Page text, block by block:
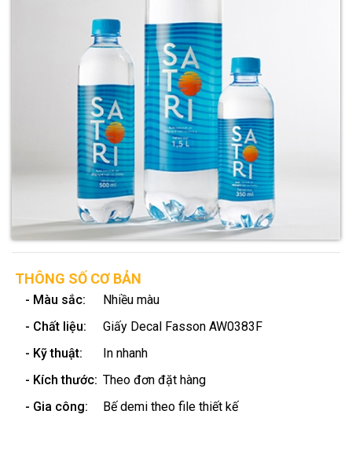
THÔNG SỐ CƠ BẢN
- Màu sắc:
Nhiều màu
- Chất liệu:
Giấy Decal Fasson AW0383F
- Kỹ thuật:
In nhanh
- Kích thước: Theo đơn đặt hàng
- Gia công:
Bế demi theo file thiết kế